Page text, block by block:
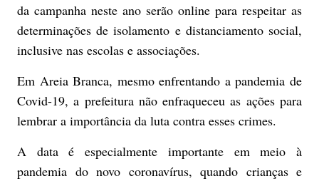
da campanha neste ano serão online para respeitar as
determinações de isolamento e distanciamento social,
inclusive nas escolas e associações.
Em Areia Branca, mesmo enfrentando a pandemia de
Covid-19, a prefeitura não enfraqueceu as ações para
lembrar a importância da luta contra esses crimes.
A data é especialmente importante em meio à
pandemia do novo coronavírus, quando crianças e